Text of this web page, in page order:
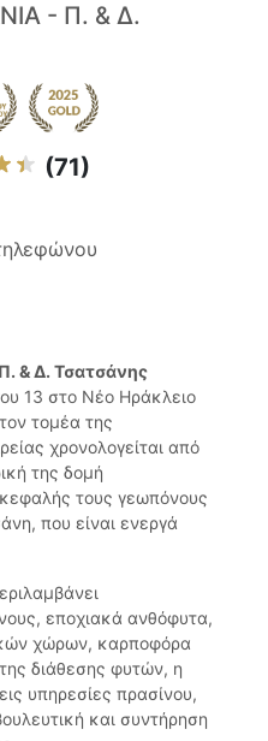
- Π. & Δ.
(71)
& Δ. Τσατσάνης
13 στο Νέο Ηράκλειο
τομέα της
χρονολογείται από
της δομή
τους γεωπόνους
που είναι ενεργά
εποχιακά ανθόφυτα,
χώρων, καρποφόρα
διάθεσης φυτών, η
υπηρεσίες πρασίνου,
και συντήρηση